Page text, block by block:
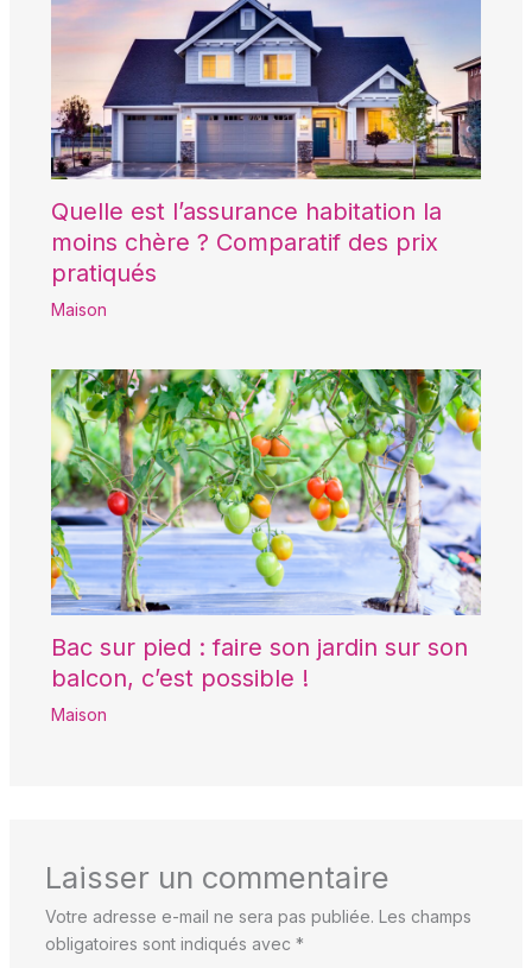
Quelle est l’assurance habitation la
moins chère ? Comparatif des prix
pratiqués
Maison
Bac sur pied : faire son jardin sur son
balcon, c’est possible !
Maison
Laisser un commentaire
Votre adresse e-mail ne sera pas publiée. Les champs
obligatoires sont indiqués avec *